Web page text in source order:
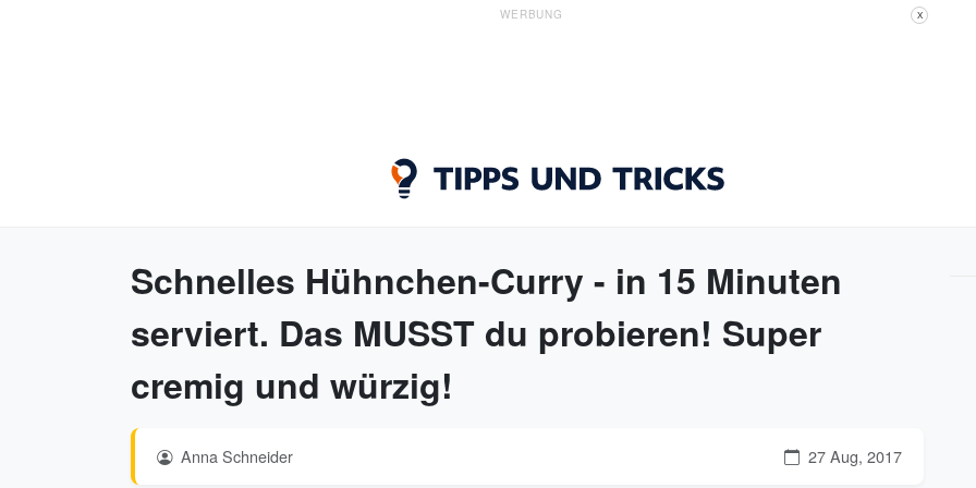
WERBUNG X
Schnelles Hühnchen-Curry - in 15 Minuten
serviert. Das MUSST du probieren! Super
cremig und würzig!
Anna Schneider 27 Aug, 2017